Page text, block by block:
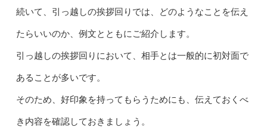
続いて、引っ越しの挨拶回りでは、どのようなことを伝え
たらいいのか、例文とともにご紹介します。
引っ越しの挨拶回りにおいて、相手とは一般的に初対面で
あることが多いです。
そのため、好印象を持ってもらうためにも、伝えておくべ
き内容を確認しておきましょう。